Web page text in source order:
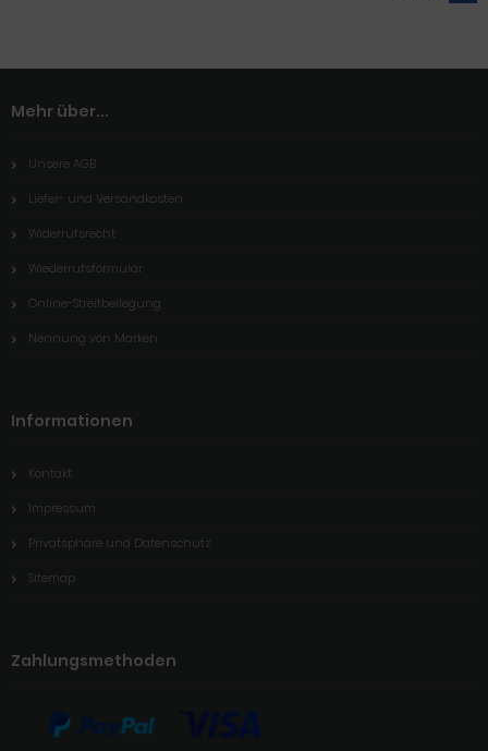
Mehr über...
Unsere AGB
Liefer- und Versandkosten
Widerrufsrecht
Wiederrufsformular
Online-Streitbeilegung
Nennung von Marken
Informationen
Kontakt
Impressum
Privatsphäre und Datenschutz
Sitemap
Zahlungsmethoden